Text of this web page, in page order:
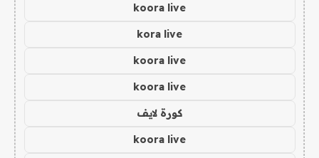
koora live
kora live
koora live
koora live
كورة لايف
koora live